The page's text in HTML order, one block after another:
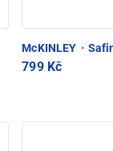
McKINLEY ·
799 Kč